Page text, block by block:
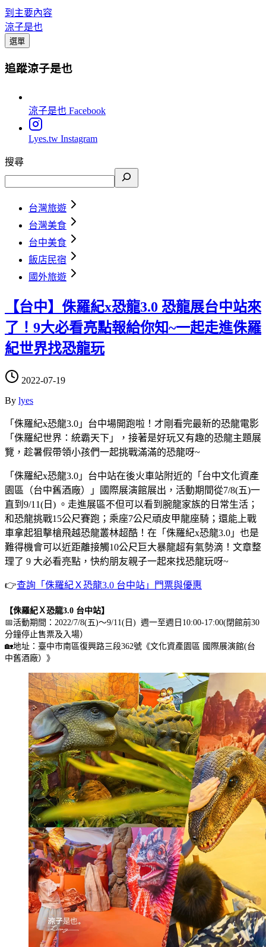
到主要內容
涼子是也
選單
追蹤涼子是也
涼子是也 Facebook
Lyes.tw Instagram
搜尋
台灣旅遊
台灣美食
台中美食
飯店民宿
國外旅遊
【台中】侏羅紀x恐龍3.0 恐龍展台中站來
了！9大必看亮點報給你知~一起走進侏羅
紀世界找恐龍玩
2022-07-19
By lyes
「侏羅紀x恐龍3.0」台中場開跑啦！才剛看完最新的恐龍電影
「侏羅紀世界：統霸天下」，接著是好玩又有趣的恐龍主題展
覽，趁暑假帶領小孩們一起挑戰滿滿的恐龍呀~
「侏羅紀x恐龍3.0」台中站在後火車站附近的「台中文化資產
園區（台中舊酒廠）」國際展演館展出，活動期間從7/8(五)一
直到9/11(日) 。走進展區不但可以看到腕龍家族的日常生活；
和恐龍挑戰15公尺賽跑；乘座7公尺頑皮甲龍座騎；還能上戰
車拿起狙擊槍飛越恐龍叢林超酷！在「侏羅紀x恐龍3.0」也是
難得機會可以近距離接觸10公尺巨大暴龍超有氣勢滴！文章整
理了 9 大必看亮點，快約朋友親子一起來找恐龍玩呀~
👉查詢「侏羅紀Ｘ恐龍3.0 台中站」門票與優惠
【侏羅紀Ｘ恐龍3.0 台中站】
📅活動期間：2022/7/8(五)～9/11(日) 週一至週日10:00-17:00(閉館前30
分鐘停止售票及入場）
🏡地址：臺中市南區復興路三段362號《文化資產園區 國際展演館(台
中舊酒廠）》